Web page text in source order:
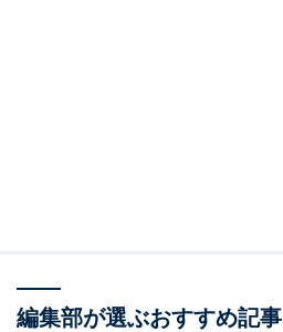
編集部が選ぶおすすめ記事